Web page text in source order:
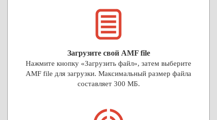
Загрузите свой AMF file
Нажмите кнопку «Загрузить файл», затем выберите
AMF file для загрузки. Максимальный размер файла
составляет 300 МБ.